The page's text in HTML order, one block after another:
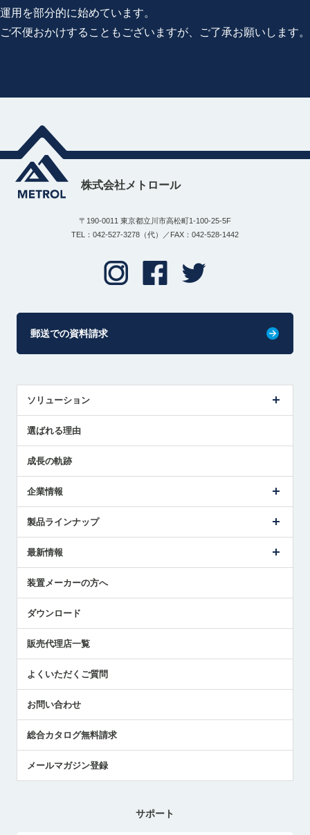
運用を部分的に始めています。
ご不便おかけすることもございますが、ご了承お願いします。
株式会社メトロール
〒190-0011 東京都立川市高松町1-100-25-5F
TEL：042-527-3278（代）／FAX：042-528-1442
郵送での資料請求
ソリューション
解決策提案
選ばれる理由
成長の軌跡
企業情報
ごあいさつ
受賞履歴
採用情報
国/地域/言語
製品ラインナップ
ツールセッタ製品
エアマイクロセンサ製品
最新情報
メトロールの技術
社員ブログ
中小企業のBCP地震対策
センサのテクニカルガイド
社長ブログ
装置メーカーの方へ
ダウンロード
販売代理店一覧
よくいただくご質問
お問い合わせ
総合カタログ無料請求
メールマガジン登録
サポート